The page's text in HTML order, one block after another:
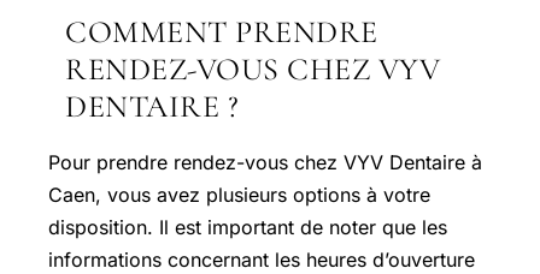
COMMENT PRENDRE
RENDEZ-VOUS CHEZ VYV
DENTAIRE ?
Pour prendre rendez-vous chez VYV Dentaire à
Caen, vous avez plusieurs options à votre
disposition. Il est important de noter que les
informations concernant les heures d’ouverture